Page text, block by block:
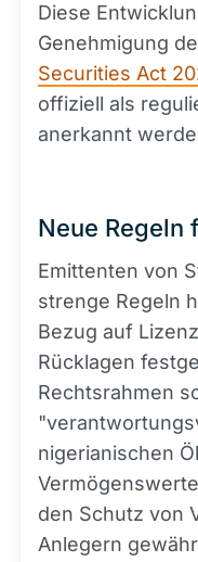
Diese
Genehmigung
Securities Act
offiziell als
anerkannt
Neue Regeln
Emittenten von
strenge Regeln
Bezug auf
Rücklagen
Rechtsrahmen
nigerianischen
den Schutz von
Anlegern